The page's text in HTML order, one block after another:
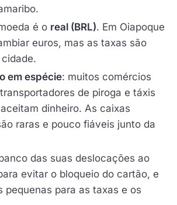
é o real (BRL). Em Oiapoque
euros, mas as taxas são
em espécie: muitos comércios
de piroga e táxis
dinheiro. As caixas
raras e pouco fiáveis junto da
das suas deslocações ao
evitar o bloqueio do cartão, e
pequenas para as taxas e os